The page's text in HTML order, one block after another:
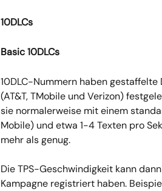
10DLCs
Basic 10DLCs
10DLC-Nummern haben
(AT&T, TMobile und Verizon)
sie normalerweise mit einem
Mobile) und etwa 1-4 Texten pro
mehr als genug.
Die TPS-Geschwindigkeit kann
Kampagne registriert haben.